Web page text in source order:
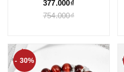
377.000₫
754.000₫
- 30%